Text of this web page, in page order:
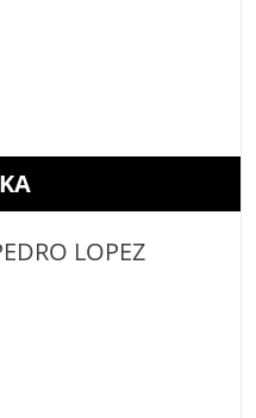
LOPEZ